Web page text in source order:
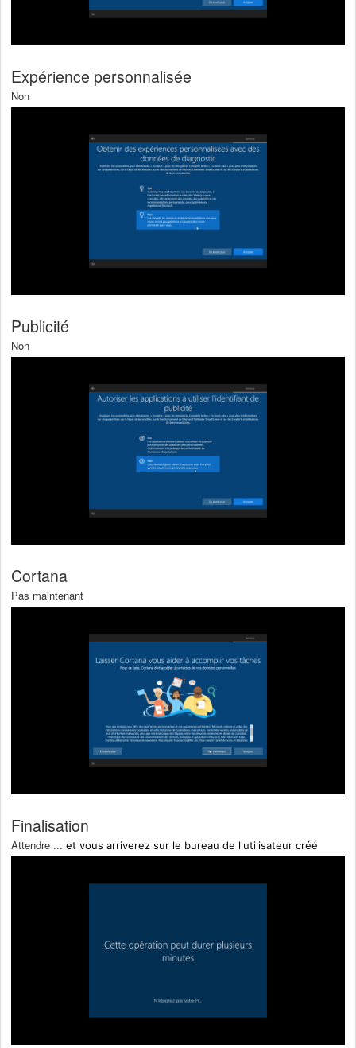
Expérience personnalisée
Non
Publicité
Non
Cortana
Pas maintenant
Finalisation
Attendre ... et vous arriverez sur le bureau de l'utilisateur créé